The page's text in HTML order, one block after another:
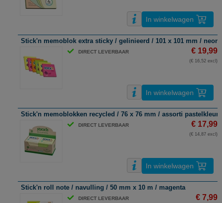
In winkelwagen
Stick'n memoblok extra sticky / gelinieerd / 101 x 101 mm / neon
DIRECT LEVERBAAR € 19,99
(€ 16,52 excl)
In winkelwagen
Stick'n memoblokken recycled / 76 x 76 mm / assorti
DIRECT LEVERBAAR € 17,99
(€ 14,87 excl)
In winkelwagen
Stick'n roll note / navulling / 50 mm x 10 m / magenta
DIRECT LEVERBAAR € 7,99